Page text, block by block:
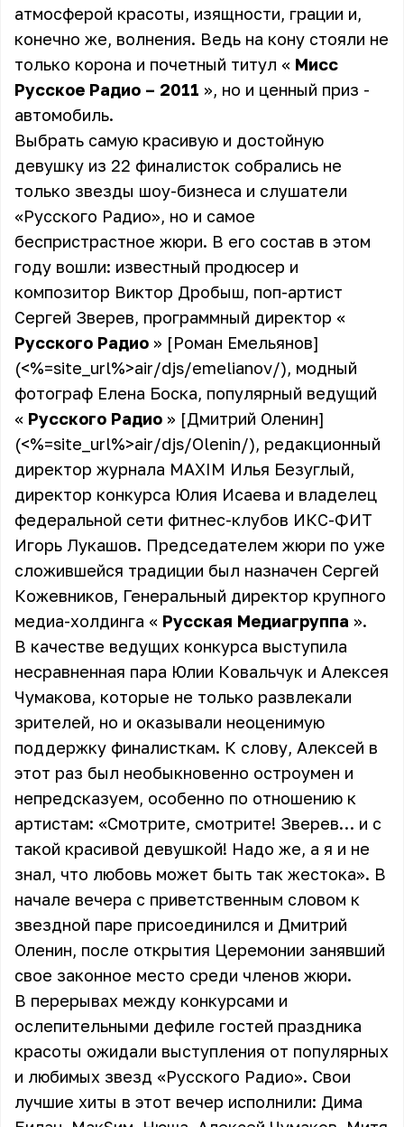
атмосферой красоты, изящности, грации и,
конечно же, волнения. Ведь на кону стояли не
только корона и почетный титул « Мисс
Русское Радио – 2011 », но и ценный приз -
автомобиль.
Выбрать самую красивую и достойную
девушку из 22 финалисток собрались не
только звезды шоу-бизнеса и слушатели
«Русского Радио», но и самое
беспристрастное жюри. В его состав в этом
году вошли: известный продюсер и
композитор Виктор Дробыш, поп-артист
Сергей Зверев, программный директор «
Русского Радио » [Роман Емельянов]
(<%=site_url%>air/djs/emelianov/), модный
фотограф Елена Боска, популярный ведущий
« Русского Радио » [Дмитрий Оленин]
(<%=site_url%>air/djs/Olenin/), редакционный
директор журнала MAXIM Илья Безуглый,
директор конкурса Юлия Исаева и владелец
федеральной сети фитнес-клубов ИКС-ФИТ
Игорь Лукашов. Председателем жюри по уже
сложившейся традиции был назначен Сергей
Кожевников, Генеральный директор крупного
медиа-холдинга « Русская Медиагруппа ».
В качестве ведущих конкурса выступила
несравненная пара Юлии Ковальчук и Алексея
Чумакова, которые не только развлекали
зрителей, но и оказывали неоценимую
поддержку финалисткам. К слову, Алексей в
этот раз был необыкновенно остроумен и
непредсказуем, особенно по отношению к
артистам: «Смотрите, смотрите! Зверев… и с
такой красивой девушкой! Надо же, а я и не
знал, что любовь может быть так жестока». В
начале вечера с приветственным словом к
звездной паре присоединился и Дмитрий
Оленин, после открытия Церемонии занявший
свое законное место среди членов жюри.
В перерывах между конкурсами и
ослепительными дефиле гостей праздника
красоты ожидали выступления от популярных
и любимых звезд «Русского Радио». Свои
лучшие хиты в этот вечер исполнили: Дима